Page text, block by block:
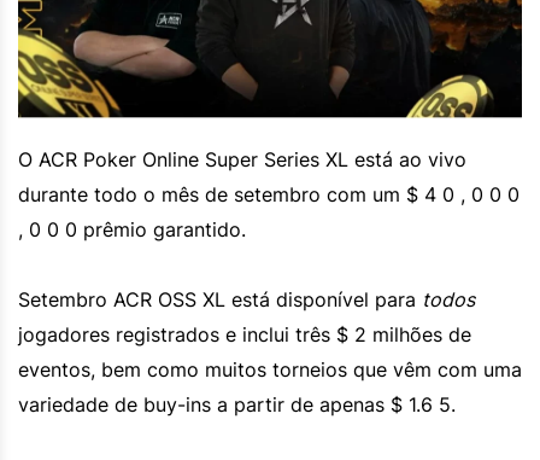
O ACR Poker Online Super Series XL está ao vivo
durante todo o mês de setembro com um $ 4 0 , 0 0 0
, 0 0 0 prêmio garantido.
Setembro ACR OSS XL está disponível para todos
jogadores registrados e inclui três $ 2 milhões de
eventos, bem como muitos torneios que vêm com uma
variedade de buy-ins a partir de apenas $ 1.6 5.